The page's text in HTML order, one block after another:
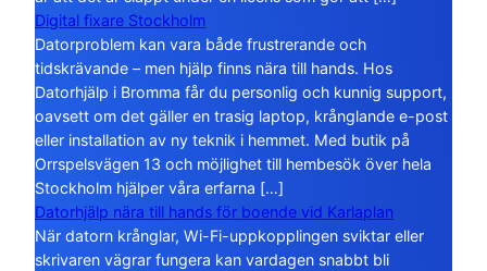
Digital fixare Stockholm
Datorproblem kan vara både frustrerande och
tidskrävande – men hjälp finns nära till hands. Hos
Datorhjälp i Bromma får du personlig och kunnig support,
oavsett om det gäller en trasig laptop, krånglande e-post
eller installation av ny teknik i hemmet. Med butik på
Orrspelsvägen 13 och möjlighet till hembesök över hela
Stockholm hjälper våra erfarna […]
Datorhjälp nära till hands för boende vid Karlaplan
När datorn krånglar, Wi-Fi-uppkopplingen sviktar eller
skrivaren vägrar fungera kan vardagen snabbt bli